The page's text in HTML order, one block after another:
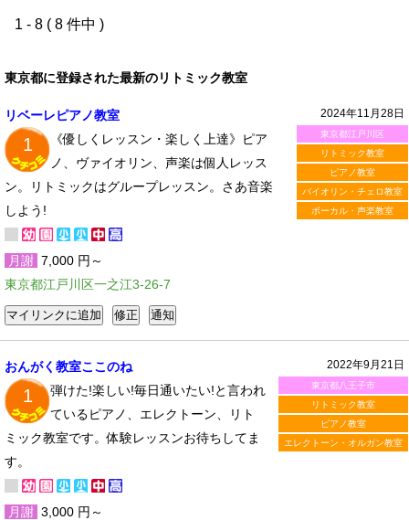
1 - 8 ( 8 件中 )
東京都に登録された最新のリトミック教室
2024年11月28日
東京都江戸川区
リトミック教室
ピアノ教室
バイオリン・チェロ教室
ボーカル・声楽教室
リベーレピアノ教室
1
《優しくレッスン・楽しく上達》ピア
ノ、ヴァイオリン、声楽は個人レッス
ン。リトミックはグループレッスン。さあ音楽
しよう!
月謝 7,000 円～
東京都江戸川区一之江3-26-7
2022年9月21日
東京都八王子市
リトミック教室
ピアノ教室
エレクトーン・オルガン教室
おんがく教室ここのね
1
弾けた!楽しい!毎日通いたい!と言われ
ているピアノ、エレクトーン、リト
ミック教室です。体験レッスンお待ちしてま
す。
月謝 3,000 円～